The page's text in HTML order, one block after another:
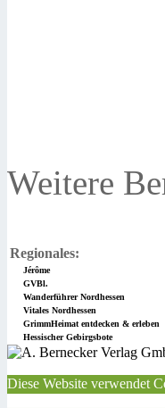
Weitere
Regionales:
Jérôme
GVBl.
Wanderführer Nordhessen
Vitales Nordhessen
GrimmHeimat entdecken & erleben
Hessischer Gebirgsbote
Diese Website verwendet